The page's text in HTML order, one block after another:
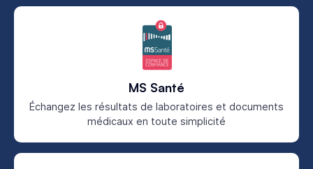
MS Santé
Échangez les résultats de laboratoires et documents
médicaux en toute simplicité